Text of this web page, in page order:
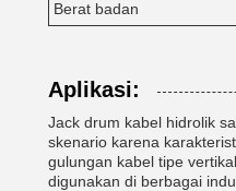
Berat badan
Aplikasi:
Jack drum kabel hidrolik
skenario karena
gulungan kabel tipe
digunakan di berbagai